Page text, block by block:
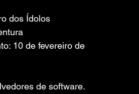
dos Ídolos
10 de fevereiro de
de software.